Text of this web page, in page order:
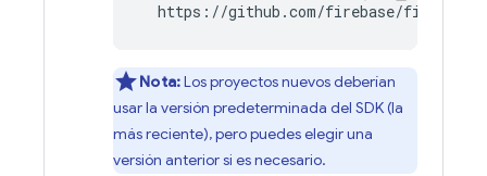
https://github.com/firebase/firebase-
Nota:Los proyectos nuevos deberían
usar la versión predeterminada del SDK (la
más reciente), pero puedes elegir una
versión anterior si es necesario.